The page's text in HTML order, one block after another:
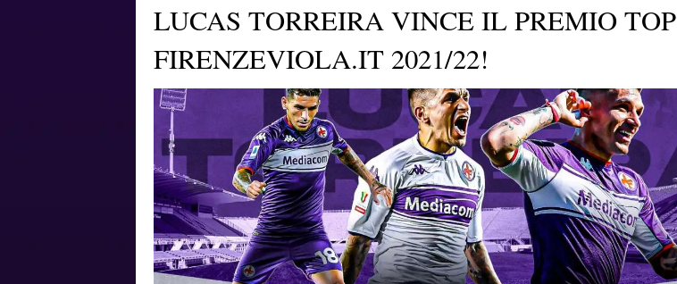
LUCAS TORREIRA VINCE IL PREMIO TOP
FIRENZEVIOLA.IT 2021/22!